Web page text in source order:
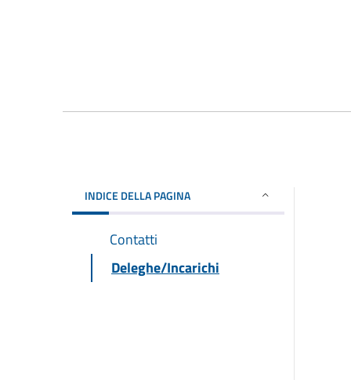
INDICE DELLA PAGINA
Contatti
Deleghe/Incarichi